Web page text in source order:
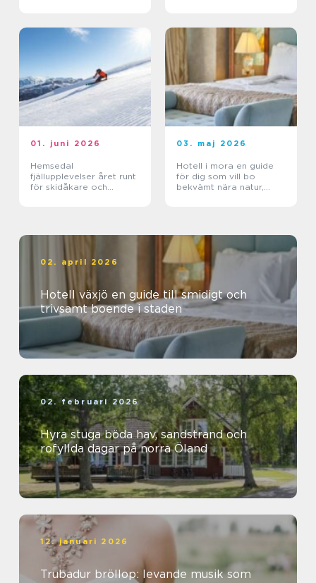
01. juni 2026
Hemsedal
fjällupplevelser året runt
för skidåkare och
03. maj 2026
Hotell i mora en guide
för dig som vill bo
bekvämt nära natur,
02. april 2026
Hotell växjö en guide till smidigt och
trivsamt boende i staden
02. februari 2026
Hyra stuga böda hav, sandstrand och
rofyllda dagar på norra Öland
12. januari 2026
Trubadur bröllop: levande musik som